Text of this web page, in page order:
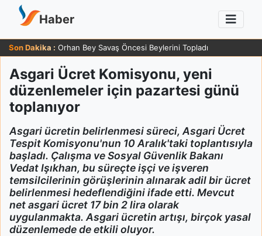
Haber
Son Dakika : Orhan Bey Savaş Öncesi Beylerini Topladı
Asgari Ücret Komisyonu, yeni
düzenlemeler için pazartesi günü
toplanıyor
Asgari ücretin belirlenmesi süreci, Asgari Ücret
Tespit Komisyonu'nun 10 Aralık'taki toplantısıyla
başladı. Çalışma ve Sosyal Güvenlik Bakanı
Vedat Işıkhan, bu süreçte işçi ve işveren
temsilcilerinin görüşlerinin alınarak adil bir ücret
belirlenmesi hedeflendiğini ifade etti. Mevcut
net asgari ücret 17 bin 2 lira olarak
uygulanmakta. Asgari ücretin artışı, birçok yasal
düzenlemede de etkili oluyor.